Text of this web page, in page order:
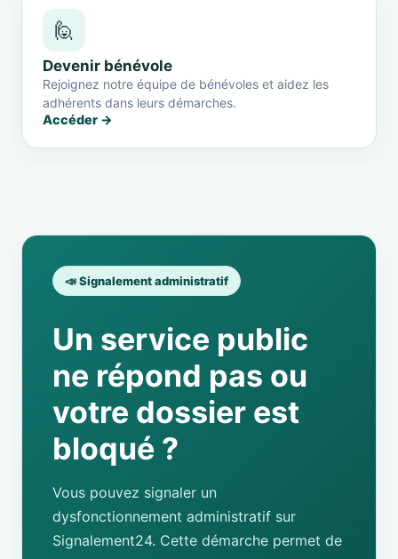
🙋
Devenir bénévole
Rejoignez notre équipe de bénévoles et aidez les
adhérents dans leurs démarches.
Accéder →
📣 Signalement administratif
Un service public
ne répond pas ou
votre dossier est
bloqué ?
Vous pouvez signaler un
dysfonctionnement administratif sur
Signalement24. Cette démarche permet de